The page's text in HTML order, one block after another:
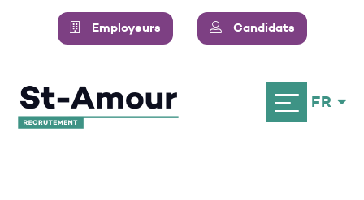
Employeurs Candidats
FR